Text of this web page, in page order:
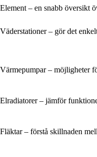
Element – en snabb översikt
Väderstationer – gör det
Värmepumpar – möjligheter
Elradiatorer – jämför
Fläktar – förstå skillnaden